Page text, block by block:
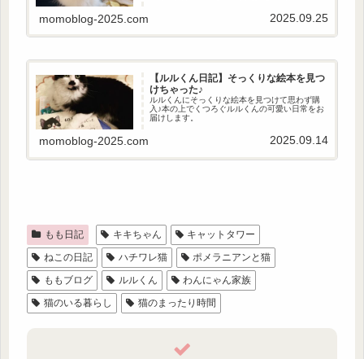
momoblog-2025.com 2025.09.25
【ルルくん日記】そっくりな絵本を見つ
けちゃった♪
ルルくんにそっくりな絵本を見つけて思わず購
入♪本の上でくつろぐルルくんの可愛い日常をお
届けします。
momoblog-2025.com 2025.09.14
もも日記 キキちゃん
キャットタワー
ねこの日記
ハチワレ猫
ポメラニアンと猫
ももブログ
ルルくん
わんにゃん家族
猫のいる暮らし
猫のまったり時間